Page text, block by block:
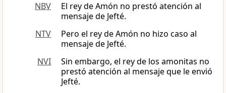
NBV
El rey de Amón no prestó atención al
mensaje de Jefté.
NTV
Pero el rey de Amón no hizo caso al
mensaje de Jefté.
NVI
Sin embargo, el rey de los amonitas no
prestó atención al mensaje que le envió
Jefté.